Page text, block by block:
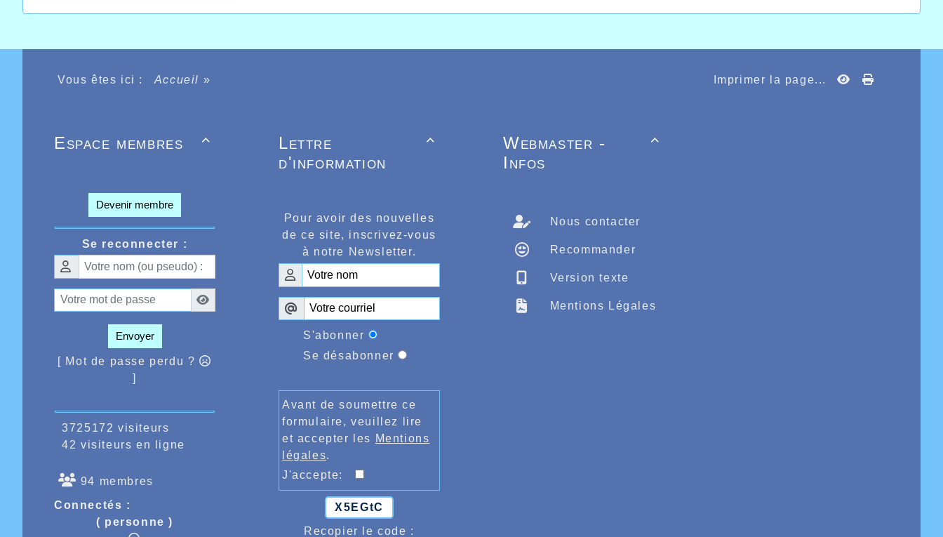
Vous êtes ici : Accueil » Imprimer la page...

Espace membres
Devenir membre
Se reconnecter :
Envoyer
[ Mot de passe perdu ?
]
3725172 visiteurs
42 visiteurs en ligne
94 membres
Connectés :
( personne )

Lettre
d'information
Pour avoir des nouvelles
de ce site, inscrivez-vous
à notre Newsletter.
S'abonner
Se désabonner
Avant de soumettre ce
formulaire, veuillez lire
et accepter les Mentions
légales.
J'accepte:
X5EGtC
Recopier le code :

Webmaster -
Infos
Nous contacter
Recommander
Version texte
Mentions Légales